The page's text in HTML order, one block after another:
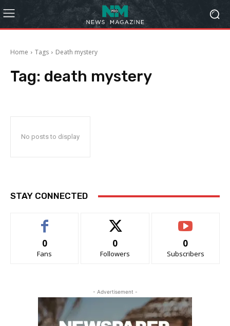
Home Tags Death mystery
Tag: death mystery
No posts to display
STAY CONNECTED
0
Fans
0
Followers
0
Subscribers
- Advertisement -